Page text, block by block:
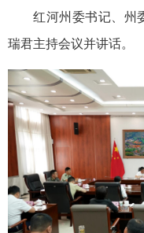
红河州委书记、州
瑞君主持会议并讲话。